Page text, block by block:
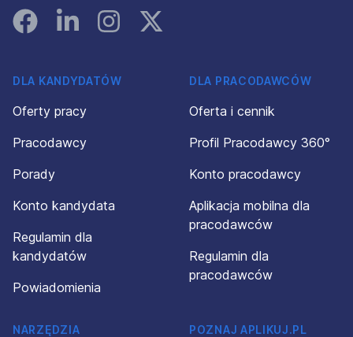
FacebookLinked InInstagramInstagram
DLA KANDYDATÓW
Oferty pracy
Pracodawcy
Porady
Konto kandydata
Regulamin dla
kandydatów
Powiadomienia
DLA PRACODAWCÓW
Oferta i cennik
Profil Pracodawcy 360°
Konto pracodawcy
Aplikacja mobilna dla
pracodawców
Regulamin dla
pracodawców
NARZĘDZIA
POZNAJ APLIKUJ.PL